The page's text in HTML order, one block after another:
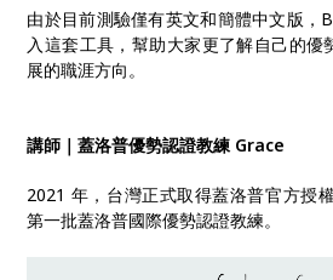
由於目前測驗僅有英文和簡體中文版，
入這套工具，幫助大家更了解自己的優
展的職涯方向。
講師｜蓋洛普優勢認證教練 Grace
2021 年，台灣正式取得蓋洛普官方授
第一批蓋洛普國際優勢認證教練。